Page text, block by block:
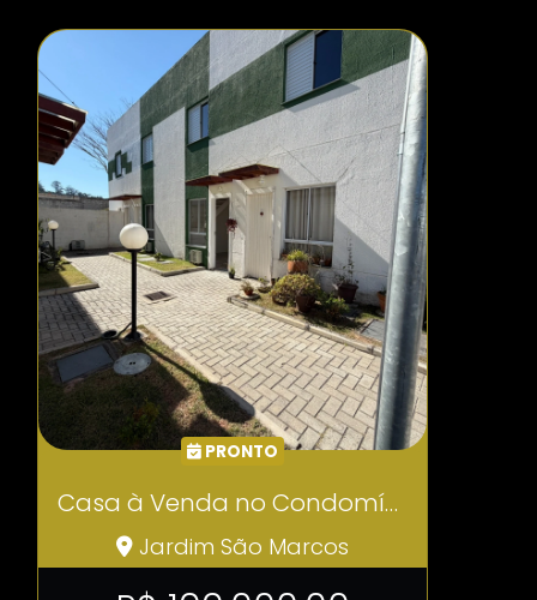
PRONTO
Casa à Venda no Condomínio Conquista Clube – Vargem Grande Paulista COD629
Jardim São Marcos